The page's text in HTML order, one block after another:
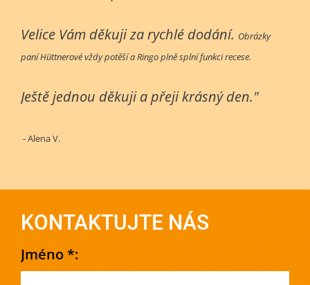
Velice Vám děkuji za rychlé dodání. Obrázky
paní Hüttnerové vždy potěší a Ringo plně splní funkci recese.
Ještě jednou děkuji a přeji krásný den."
- Alena V.
KONTAKTUJTE NÁS
Jméno *: